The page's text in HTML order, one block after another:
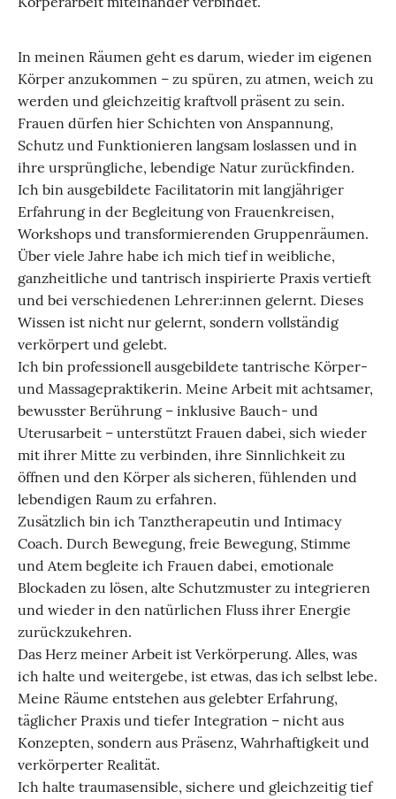
In meinen Räumen geht es darum, wieder im eigenen
Körper anzukommen – zu spüren, zu atmen, weich zu
werden und gleichzeitig kraftvoll präsent zu sein.
Frauen dürfen hier Schichten von Anspannung,
Schutz und Funktionieren langsam loslassen und in
ihre ursprüngliche, lebendige Natur zurückfinden.
Ich bin ausgebildete Facilitatorin mit langjähriger
Erfahrung in der Begleitung von Frauenkreisen,
Workshops und transformierenden Gruppenräumen.
Über viele Jahre habe ich mich tief in weibliche,
ganzheitliche und tantrisch inspirierte Praxis vertieft
und bei verschiedenen Lehrer:innen gelernt. Dieses
Wissen ist nicht nur gelernt, sondern vollständig
verkörpert und gelebt.
Ich bin professionell ausgebildete tantrische Körper-
und Massagepraktikerin. Meine Arbeit mit achtsamer,
bewusster Berührung – inklusive Bauch- und
Uterusarbeit – unterstützt Frauen dabei, sich wieder
mit ihrer Mitte zu verbinden, ihre Sinnlichkeit zu
öffnen und den Körper als sicheren, fühlenden und
lebendigen Raum zu erfahren.
Zusätzlich bin ich Tanztherapeutin und Intimacy
Coach. Durch Bewegung, freie Bewegung, Stimme
und Atem begleite ich Frauen dabei, emotionale
Blockaden zu lösen, alte Schutzmuster zu integrieren
und wieder in den natürlichen Fluss ihrer Energie
zurückzukehren.
Das Herz meiner Arbeit ist Verkörperung. Alles, was
ich halte und weitergebe, ist etwas, das ich selbst lebe.
Meine Räume entstehen aus gelebter Erfahrung,
täglicher Praxis und tiefer Integration – nicht aus
Konzepten, sondern aus Präsenz, Wahrhaftigkeit und
verkörperter Realität.
Ich halte traumasensible, sichere und gleichzeitig tief